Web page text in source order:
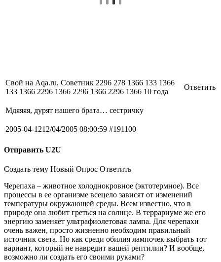
Свой на Aqa.ru, Советник 2296 278 1366 133 1366
133 1366 2296 1366 2296 1366 2296 1366 10 года
Ответить
Мдяяяя, дурят нашего брата… сестричку
2005-04-1212/04/2005 08:00:59 #191100
Отправить U2U
Создать тему Новый Опрос Ответить
Черепаха – животное холоднокровное (эктотермное). Все
процессы в ее организме всецело зависят от изменений
температуры окружающей среды. Всем известно, что в
природе она любит греться на солнце. В террариуме же его
энергию заменяет ультрафиолетовая лампа. Для черепахи
очень важен, просто жизненно необходим правильный
источник света. Но как среди обилия лампочек выбрать тот
вариант, который не навредит вашей рептилии? И вообще,
возможно ли создать его своими руками?